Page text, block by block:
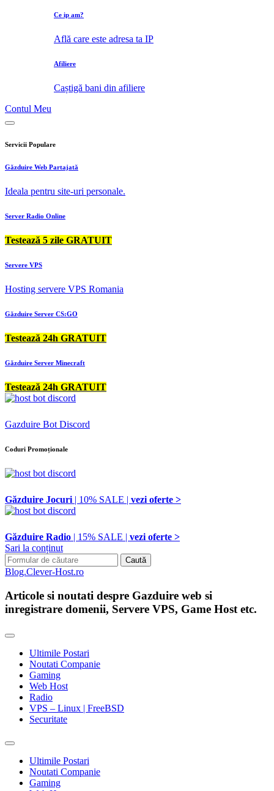
Ce ip am?
Află care este adresa ta IP
Afiliere
Caștigă bani din afiliere
Contul Meu
Servicii Populare
Găzduire Web Partajată
Ideala pentru site-uri personale.
Server Radio Online
Testează 5 zile GRATUIT
Servere VPS
Hosting servere VPS Romania
Găzduire Server CS:GO
Testează 24h GRATUIT
Găzduire Server Minecraft
Testează 24h GRATUIT
Gazduire Bot Discord
Coduri Promoționale
Găzduire Jocuri | 10% SALE | vezi oferte >
Găzduire Radio | 15% SALE | vezi oferte >
Sari la conținut
Search
for:
Blog.Clever-Host.ro
Articole si noutati despre Gazduire web si
inregistrare domenii, Servere VPS, Game Host etc.
Ultimile Postari
Noutati Companie
Gaming
Web Host
Radio
VPS – Linux | FreeBSD
Securitate
Toggle
search
field
Ultimile Postari
Noutati Companie
Gaming